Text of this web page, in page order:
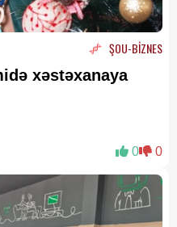
ŞOU-BİZNES
xəstəxanaya
0 0